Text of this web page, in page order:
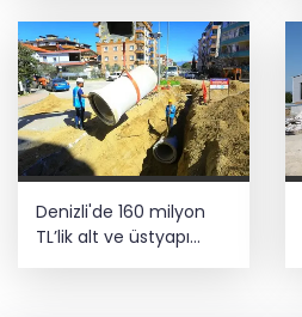
Denizli'de 160 milyon
TL’lik alt ve üstyapı
yatırımı